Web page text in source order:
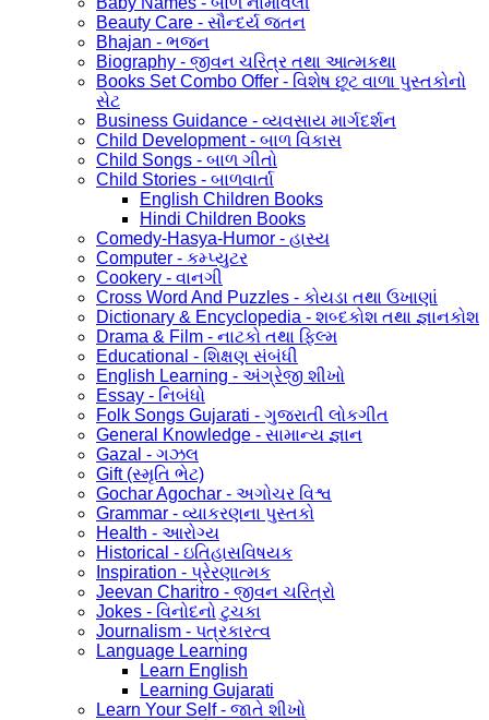
Beauty Care - સૌન્દર્ય જતન
Bhajan - ભજન
Biography - જીવન ચરિત્ર તથા આત્મકથા
Books Set Combo Offer - વિશેષ છૂટ વાળા પુસ્તકોનો
સેટ
Business Guidance - વ્યવસાય માર્ગદર્શન
Child Development - બાળ વિકાસ
Child Songs - બાળ ગીતો
Child Stories - બાળવાર્તા
English Children Books
Hindi Children Books
Comedy-Hasya-Humor - હાસ્ય
Computer - કમ્પ્યુટર
Cookery - વાનગી
Cross Word And Puzzles - કોયડા તથા ઉખાણાં
Dictionary & Encyclopedia - શબ્દકોશ તથા જ્ઞાનકોશ
Drama & Film - નાટકો તથા ફિલ્મ
Educational - શિક્ષણ સંબંધી
English Learning - અંગ્રેજી શીખો
Essay - નિબંધો
Folk Songs Gujarati - ગુજરાતી લોકગીત
General Knowledge - સામાન્ય જ્ઞાન
Gazal - ગઝલ
Gift (સ્મૃતિ ભેટ)
Gochar Agochar - અગોચર વિશ્વ
Grammar - વ્યાકરણના પુસ્તકો
Health - આરોગ્ય
Historical - ઇતિહાસવિષયક
Inspiration - પ્રેરણાત્મક
Jeevan Charitro - જીવન ચરિત્રો
Jokes - વિનોદનો ટુચકા
Journalism - પત્રકારત્વ
Language Learning
Learn English
Learning Gujarati
Learn Your Self - જાતે શીખો